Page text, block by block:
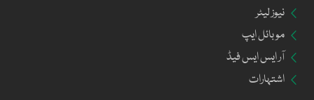
نیوز لیٹر
موبائل ایپ
آر ایس ایس فیڈ
اشتہارات